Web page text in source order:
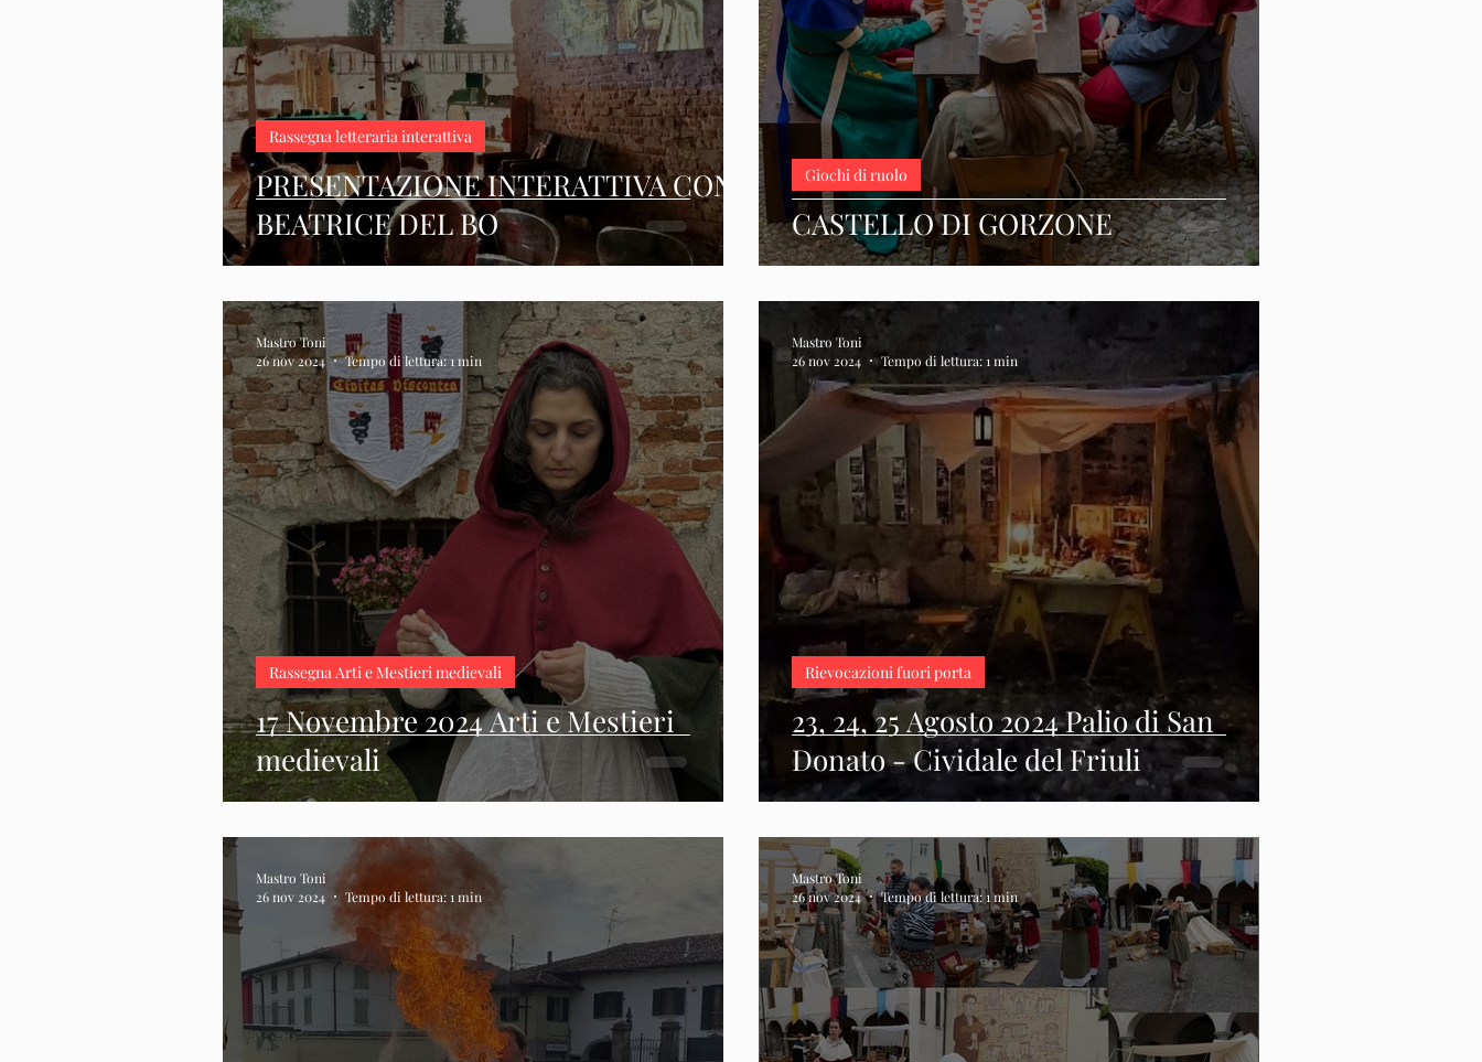
PRESENTAZIONE INTERATTIVA CON
BEATRICE DEL BO
Rassegna letteraria interattiva
CASTELLO DI GORZONE
Giochi di ruolo
17 Novembre 2024 Arti e Mestieri
medievali
Rassegna Arti e Mestieri medievali
Mastro Toni
26 nov 2024
Tempo di lettura: 1 min
23, 24, 25 Agosto 2024 Palio di San
Donato - Cividale del Friuli
Rievocazioni fuori porta
Mastro Toni
26 nov 2024
Tempo di lettura: 1 min
Mastro Toni
26 nov 2024
Tempo di lettura: 1 min
Mastro Toni
26 nov 2024
Tempo di lettura: 1 min